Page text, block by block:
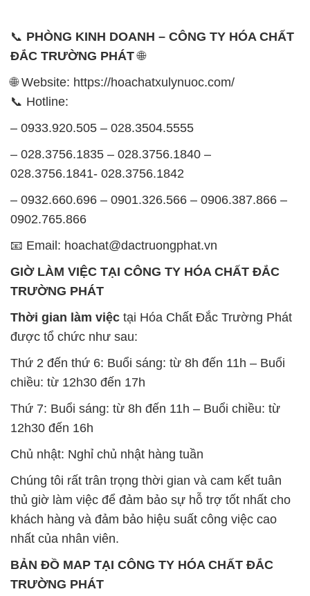
📞 PHÒNG KINH DOANH – CÔNG TY HÓA CHẤT
ĐẮC TRƯỜNG PHÁT🌐
🌐 Website: https://hoachatxulynuoc.com/
📞 Hotline:
– 0933.920.505 – 028.3504.5555
– 028.3756.1835 – 028.3756.1840 –
028.3756.1841- 028.3756.1842
– 0932.660.696 – 0901.326.566 – 0906.387.866 –
0902.765.866
📧 Email: hoachat@dactruongphat.vn
GIỜ LÀM VIỆC TẠI CÔNG TY HÓA CHẤT ĐẮC
TRƯỜNG PHÁT
Thời gian làm việc tại Hóa Chất Đắc Trường Phát
được tổ chức như sau:
Thứ 2 đến thứ 6: Buổi sáng: từ 8h đến 11h – Buổi
chiều: từ 12h30 đến 17h
Thứ 7: Buổi sáng: từ 8h đến 11h – Buổi chiều: từ
12h30 đến 16h
Chủ nhật: Nghỉ chủ nhật hàng tuần
Chúng tôi rất trân trọng thời gian và cam kết tuân
thủ giờ làm việc để đảm bảo sự hỗ trợ tốt nhất cho
khách hàng và đảm bảo hiệu suất công việc cao
nhất của nhân viên.
BẢN ĐỒ MAP TẠI CÔNG TY HÓA CHẤT ĐẮC
TRƯỜNG PHÁT